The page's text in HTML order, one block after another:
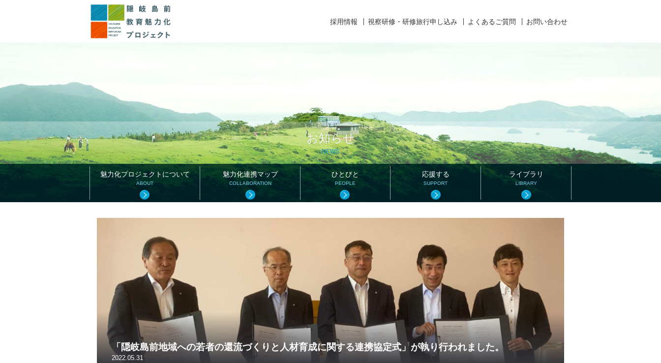
このページの本文へ
採用情報 視察研修・研修旅行申し込み よくあるご質問 お問い合わせ
お知らせ
NEWS
魅力化プロジェクトについて
ABOUT
魅力化連携マップ
COLLABORATION
ひとびと
PEOPLE
応援する
SUPPORT
ライブラリ
LIBRARY
「隠岐島前地域への若者の還流づくりと人材育成に関する連携協定式」が執り行われました。
2022.05.31